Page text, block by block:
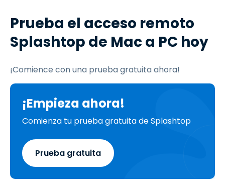
Prueba el acceso remoto
Splashtop de Mac a PC hoy
¡Comience con una prueba gratuita ahora!
¡Empieza ahora!
Comienza tu prueba gratuita de Splashtop
Prueba gratuita